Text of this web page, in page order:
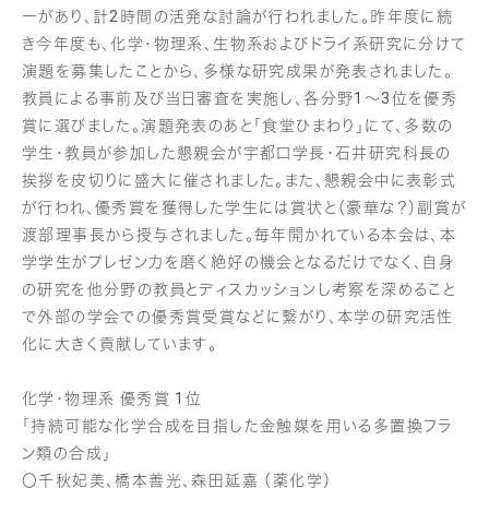
ーがあり、計2時間の活発な討論が行われました。昨年度に続
き今年度も、化学・物理系、生物系およびドライ系研究に分けて
演題を募集したことから、多様な研究成果が発表されました。
教員による事前及び当日審査を実施し、各分野1～3位を優秀
賞に選びました。演題発表のあと「食堂ひまわり」にて、多数の
学生・教員が参加した懇親会が宇都口学長・石井研究科長の
挨拶を皮切りに盛大に催されました。また、懇親会中に表彰式
が行われ、優秀賞を獲得した学生には賞状と（豪華な？）副賞が
渡部理事長から授与されました。毎年開かれている本会は、本
学学生がプレゼン力を磨く絶好の機会となるだけでなく、自身
の研究を他分野の教員とディスカッションし考察を深めること
で外部の学会での優秀賞受賞などに繋がり、本学の研究活性
化に大きく貢献しています。
化学・物理系 優秀賞 1位
「持続可能な化学合成を目指した金触媒を用いる多置換フラ
ン類の合成」
〇千秋妃美、橋本善光、森田延嘉 （薬化学）